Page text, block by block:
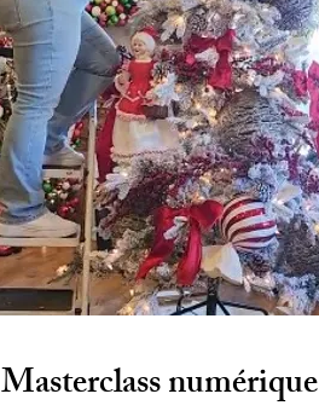
Masterclass numérique